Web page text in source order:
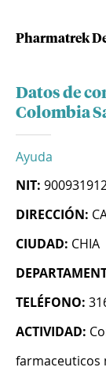
Pharmatrek
Datos de
Colombia
Ayuda
NIT:
DIRECCIÓN:
CIUDAD: CHIA
TELÉFONO:
ACTIVIDAD:
farmaceuticos